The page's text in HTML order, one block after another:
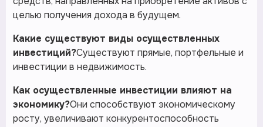
целью получения дохода в будущем.
Какие существуют виды осуществленных
инвестиций?Существуют прямые, портфельные и
инвестиции в недвижимость.
Как осуществленные инвестиции влияют на
экономику?Они способствуют экономическому
росту, увеличивают конкурентоспособность